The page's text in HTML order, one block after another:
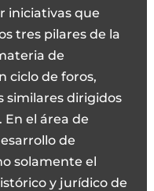
iniciativas que
tres pilares de la
de
ciclo de foros,
similares dirigidos
el área de
de
solamente el
y jurídico de